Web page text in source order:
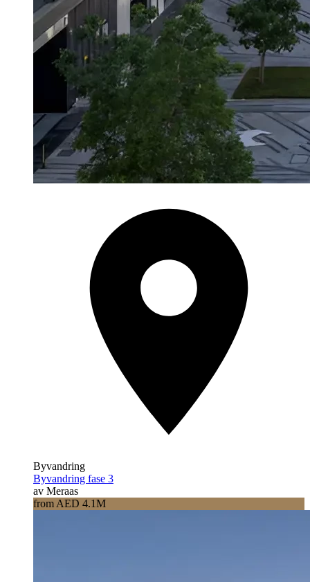
Byvandring
Byvandring fase 3
av Meraas
from AED 4.1M